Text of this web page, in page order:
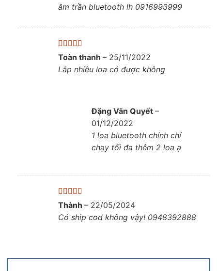
âm trần bluetooth lh 0916993999
Được xếp
hạng5 5 sao
Toàn thanh – 25/11/2022
Lắp nhiều loa có được không
Đặng Văn Quyết –
01/12/2022
1 loa bluetooth chính chỉ
chạy tối đa thêm 2 loa ạ
Được xếp
hạng55 sao
Thành – 22/05/2024
Có ship cod không vậy! 0948392888